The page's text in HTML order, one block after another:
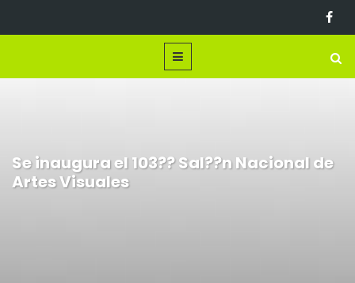
Se inaugura el 103?? Sal??n Nacional de
Artes Visuales